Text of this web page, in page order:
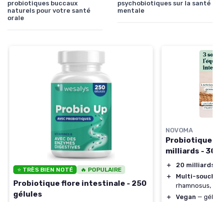
probiotiques buccaux
naturels pour votre santé
orale
psychobiotiques sur la santé
mentale
⭐ TRÈS BIEN NOTÉ 🔥 POPULAIRE
Probiotique flore intestinale - 250
gélules
NOVOMA
Probiotiques
milliards - 30
＋
20 milliards
＋
Multi-
rhamnosus,
＋
Vegan —